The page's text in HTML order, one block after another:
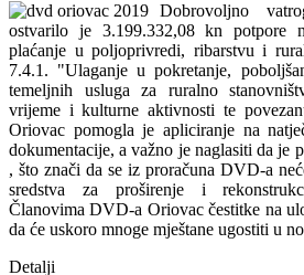
Dobrovoljno
ostvarilo je 3.199.332,08 kn potpore
plaćanje u poljoprivredi, ribarstvu i
7.4.1. "Ulaganje u pokretanje,
temeljnih usluga za ruralno
vrijeme i kulturne aktivnosti te
Oriovac pomogla je apliciranje na
dokumentacije, a važno je naglasiti da je
, što znači da se iz proračuna DVD-a
sredstva za proširenje i
Članovima DVD-a Oriovac čestitke na
da će uskoro mnoge mještane ugostiti u
Detalji